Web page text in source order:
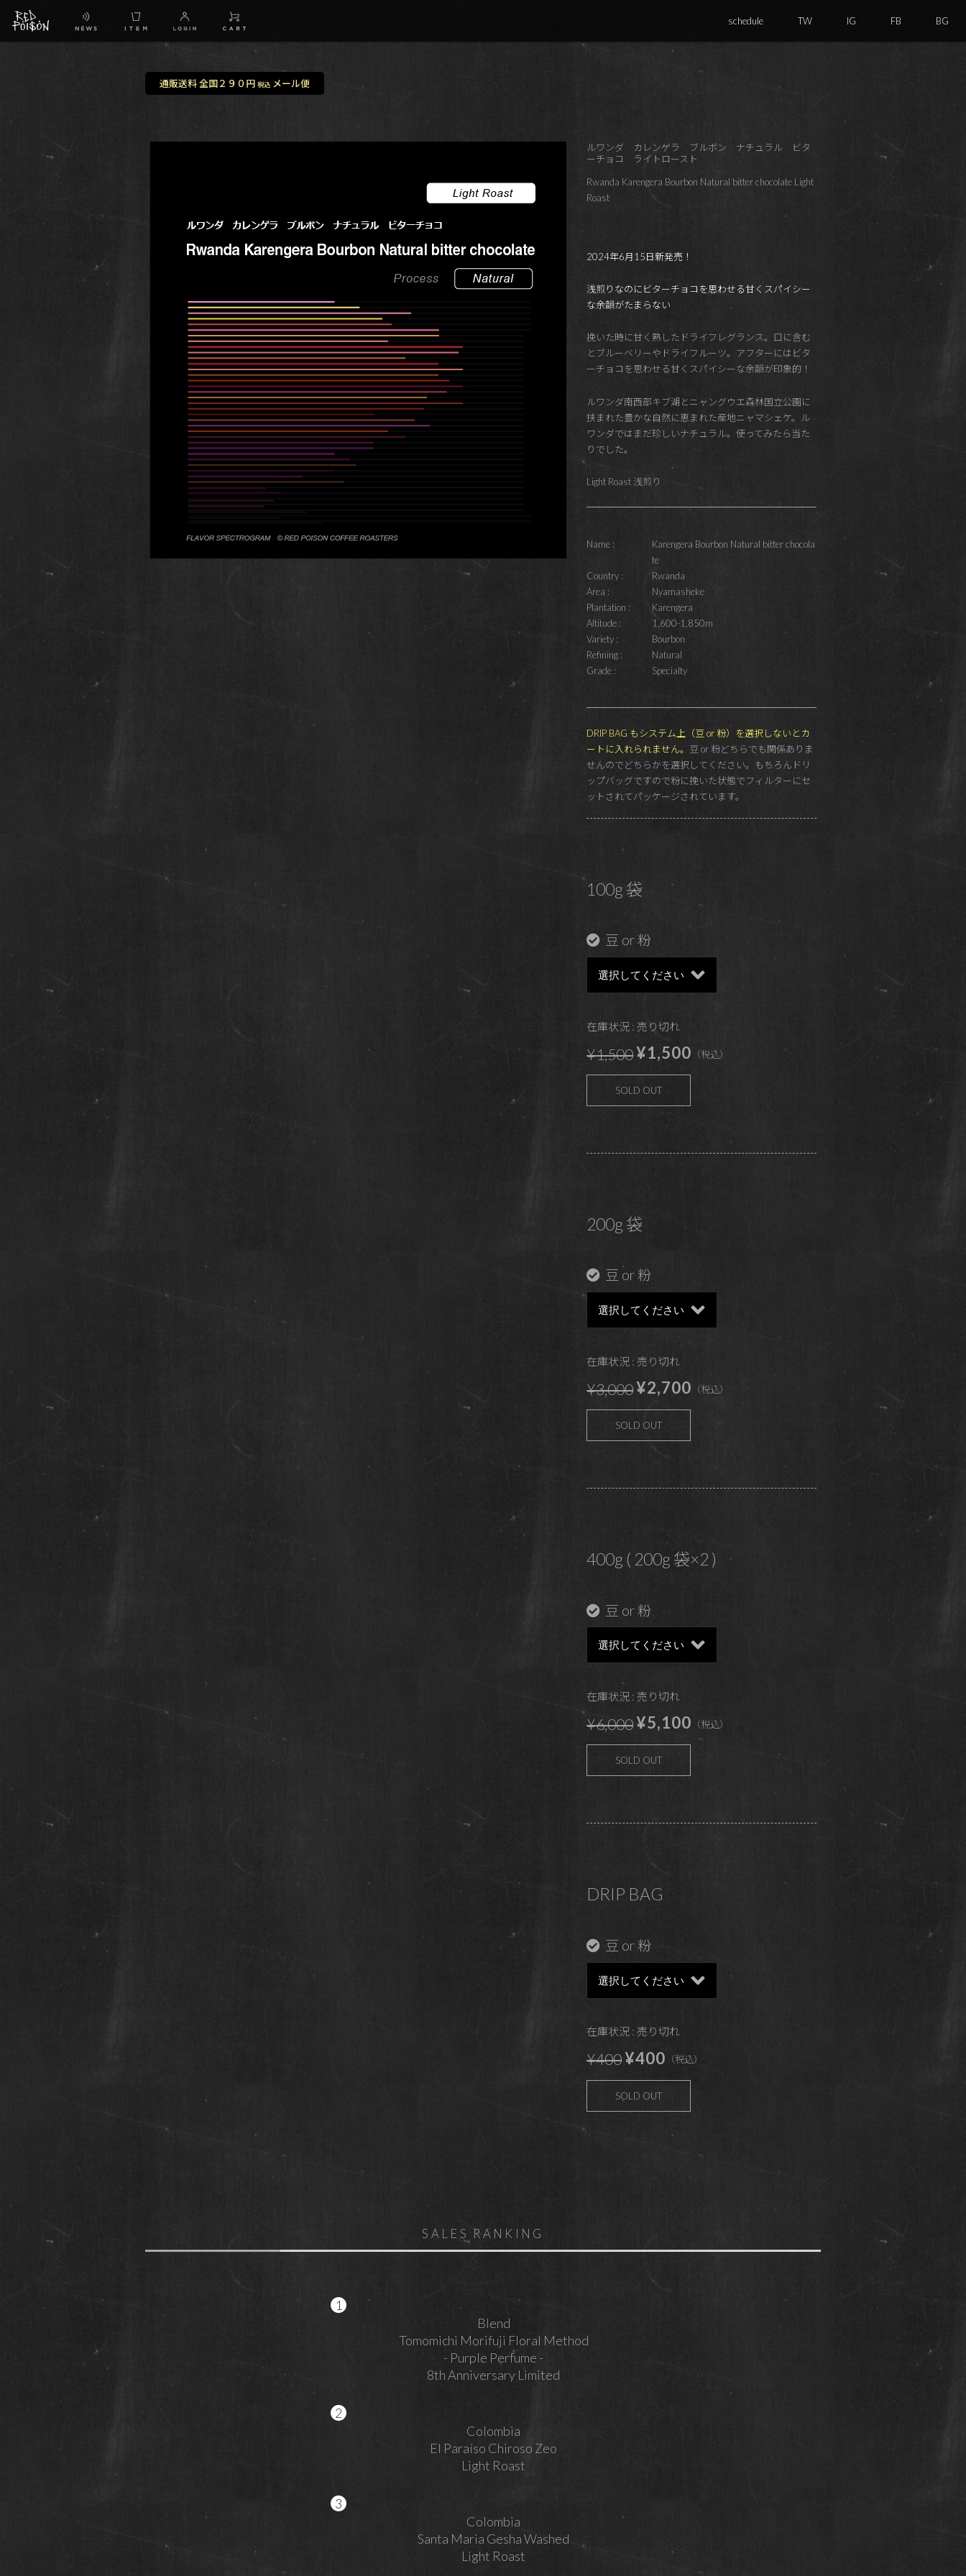
schedule TW IG FB BG
通販送料 全国２９０円 税込メール便
ルワンダ カレンゲラ ブルボン ナチュラル ビタ
ーチョコ ライトロースト
Rwanda Karengera Bourbon Natural bitter chocolate Light
Roast
2024年6月15日新発売！
浅煎りなのにビターチョコを思わせる甘くスパイシー
な余韻がたまらない
挽いた時に甘く熟したドライフレグランス。口に含む
とブルーベリーやドライフルーツ。アフターにはビタ
ーチョコを思わせる甘くスパイシーな余韻が印象的！
ルワンダ南西部キブ湖とニャングウエ森林国立公園に
挟まれた豊かな自然に恵まれた産地ニャマシェケ。ル
ワンダではまだ珍しいナチュラル。使ってみたら当た
りでした。
Light Roast 浅煎り
Name :
Karengera Bourbon Natural bitter chocola
te
Country :
Rwanda
Area :
Nyamasheke
Plantation :
Karengera
Altitude :
1,600-1,850m
Variety :
Bourbon
Refining :
Natural
Grade :
Specialty
DRIP BAG もシステム上（豆 or 粉）を選択しないとカ
ートに入れられません。 豆 or 粉どちらでも関係ありま
せんのでどちらかを選択してください。もちろんドリ
ップバッグですので粉に挽いた状態でフィルターにセ
ットされてパッケージされています。
100g 袋
豆 or 粉
在庫状況 : 売り切れ
¥1,500¥1,500 （税込）
SOLD OUT
200g 袋
豆 or 粉
在庫状況 : 売り切れ
¥3,000¥2,700 （税込）
SOLD OUT
400g ( 200g 袋×2 )
豆 or 粉
在庫状況 : 売り切れ
¥6,000¥5,100 （税込）
SOLD OUT
DRIP BAG
豆 or 粉
在庫状況 : 売り切れ
¥400¥400 （税込）
SOLD OUT
SALES RANKING
Blend
Tomomichi Morifuji Floral Method
- Purple Perfume -
8th Anniversary Limited
Colombia
El Paraíso Chiroso Zeo
Light Roast
Colombia
Santa Maria Gesha Washed
Light Roast